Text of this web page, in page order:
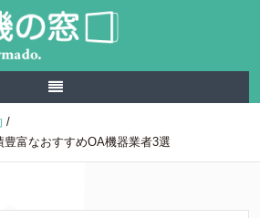
/
富なおすすめOA機器業者3選